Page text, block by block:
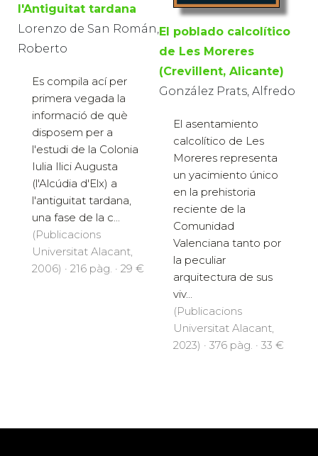
l'Antiguitat tardana
Lorenzo de San Román,
Roberto
Es compila ací per
primera vegada la
informació de què
disposem per a
l'estudi de la Colonia
Iulia Ilici Augusta
(l'Alcúdia d'Elx) a
l'antiguitat tardana,
una fase de la c...
(Publicacions
Universitat Alacant,
2006) · 216 pàg. · 29 €
El poblado calcolítico
de Les Moreres
(Crevillent, Alicante)
González Prats, Alfredo
El asentamiento
calcolítico de Les
Moreres representa
un yacimiento único
en la prehistoria
reciente de la
Comunidad
Valenciana tanto por
la peculiar
arquitectura de sus
viv...
(Publicacions
Universitat Alacant,
2023) · 376 pàg. · 33 €